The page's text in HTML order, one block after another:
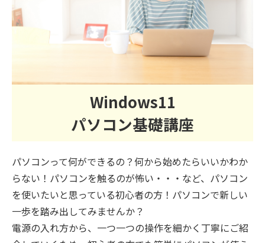
Windows11
パソコン基礎講座
パソコンって何ができるの？何から始めたらいいかわか
らない！パソコンを触るのが怖い・・・など、パソコン
を使いたいと思っている初心者の方！パソコンで新しい
一歩を踏み出してみませんか？
電源の入れ方から、一つ一つの操作を細かく丁寧にご紹